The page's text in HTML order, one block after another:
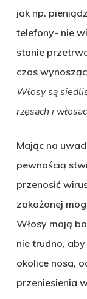
jak np.
telefony- nie
stanie
czas
Włosy są
rzęsach i
Mając na
pewnością
przenosić
zakażonej
Włosy mają
nie trudno,
okolice nosa,
przeniesienia